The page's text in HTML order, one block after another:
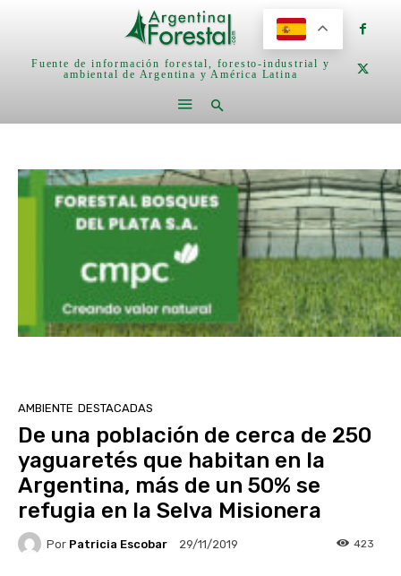
Fuente de información forestal, foresto-industrial y
ambiental de Argentina y América Latina
AMBIENTE DESTACADAS
De una población de cerca de 250
yaguaretés que habitan en la
Argentina, más de un 50% se
refugia en la Selva Misionera
Por Patricia Escobar 29/11/2019 423